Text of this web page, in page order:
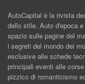
AutoCapital è la rivista
dello stile. Auto d'epoca
spazio sulle pagine del
i segreti del mondo dei
esclusive alle schede
principali eventi alle
pizzico di romanticismo